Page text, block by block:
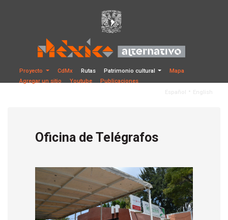
Proyecto CdMx Rutas Patrimonio cultural
Mapa
Agregar un sitio
Youtube
Publicaciones
Oficina de Telégrafos